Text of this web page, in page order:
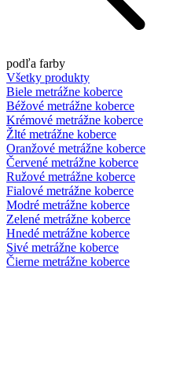
podľa farby
Všetky produkty
Biele metrážne koberce
Béžové metrážne koberce
Krémové metrážne koberce
Žlté metrážne koberce
Oranžové metrážne koberce
Červené metrážne koberce
Ružové metrážne koberce
Fialové metrážne koberce
Modré metrážne koberce
Zelené metrážne koberce
Hnedé metrážne koberce
Sivé metrážne koberce
Čierne metrážne koberce